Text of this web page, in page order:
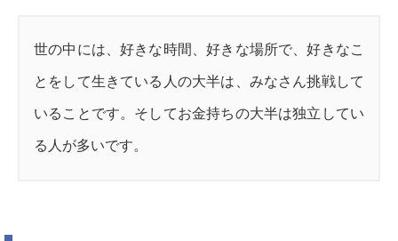
世の中には、好きな時間、好きな場所で、好きなこ
とをして生きている人の大半は、みなさん挑戦して
いることです。そしてお金持ちの大半は独立してい
る人が多いです。